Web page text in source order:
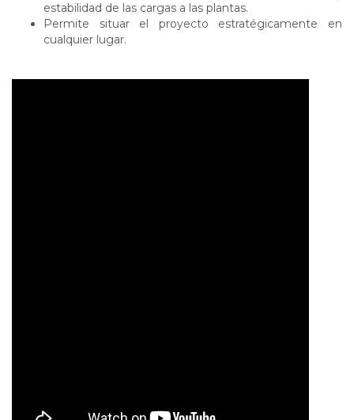
estabilidad de las cargas a las plantas.
Permite situar el proyecto estratégicamente en
cualquier lugar.